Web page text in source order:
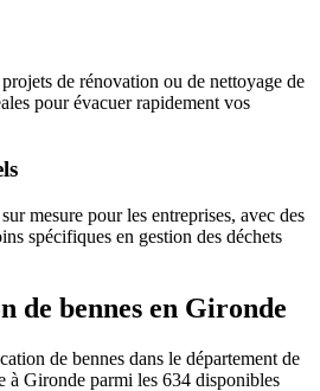
de rénovation ou de nettoyage de
pour évacuer rapidement vos
mesure pour les entreprises, avec des
spécifiques en gestion des déchets
de bennes en Gironde
de bennes dans le département de
à Gironde parmi les 634 disponibles